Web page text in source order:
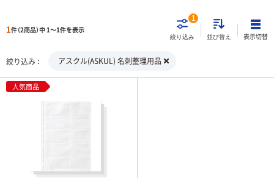
1件（2商品）中 1～1件を表示
絞り込み
1
並び替え 表示切替
絞り込み アスクル(ASKUL) 名刺整理用品
人気商品